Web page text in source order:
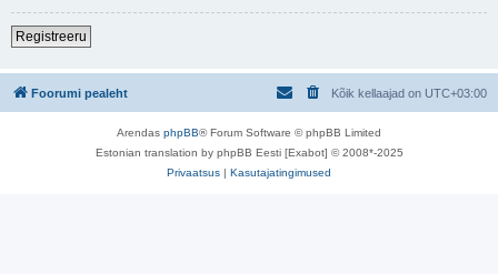
Registreeru
Foorumi pealeht Kõik kellaajad on UTC+03:00
Arendas phpBB® Forum Software © phpBB Limited
Estonian translation by phpBB Eesti [Exabot] © 2008*-2025
Privaatsus | Kasutajatingimused